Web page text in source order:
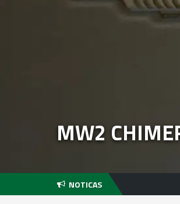
MW2
NOTICAS